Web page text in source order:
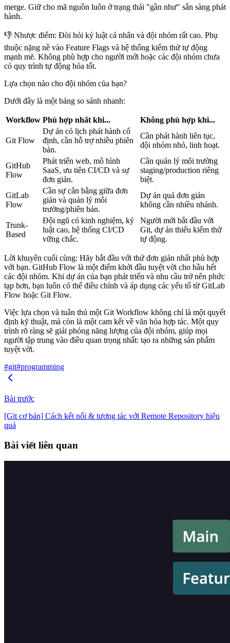
merge. Giữ cho mã nguồn luôn ở trạng thái "gần như" sẵn sàng phát
hành.
👎 Nhược điểm: Đòi hỏi kỷ luật cá nhân và đội nhóm rất cao. Phụ
thuộc nặng nề vào Feature Flags và hệ thống kiểm thử tự động
mạnh mẽ. Không phù hợp cho người mới hoặc các đội nhóm chưa
có quy trình tự động hóa tốt.
Lựa chọn nào cho đội nhóm của bạn?
Dưới đây là một bảng so sánh nhanh:
Workflow Phù hợp nhất khi... Không phù hợp khi...
Git Flow
Dự án có lịch phát hành cố
định, cần hỗ trợ nhiều phiên
bản.
Cần phát hành liên tục,
đội nhóm nhỏ, linh hoạt.
GitHub
Flow
Phát triển web, mô hình
SaaS, ưu tiên CI/CD và sự
đơn giản.
Cần quản lý môi trường
staging/production riêng
biệt.
GitLab
Flow
Cần sự cân bằng giữa đơn
giản và quản lý môi
trường/phiên bản.
Dự án quá đơn giản
không cần nhiều nhánh.
Trunk-
Based
Đội ngũ có kinh nghiệm, kỷ
luật cao, hệ thống CI/CD
vững chắc.
Người mới bắt đầu với
Git, dự án thiếu kiểm thử
tự động.
Lời khuyên cuối cùng: Hãy bắt đầu với thứ đơn giản nhất phù hợp
với bạn. GitHub Flow là một điểm khởi đầu tuyệt vời cho hầu hết
các đội nhóm. Khi dự án của bạn phát triển và nhu cầu trở nên phức
tạp hơn, bạn luôn có thể điều chỉnh và áp dụng các yếu tố từ GitLab
Flow hoặc Git Flow.
Việc lựa chọn và tuân thủ một Git Workflow không chỉ là một quyết
định kỹ thuật, mà còn là một cam kết về văn hóa hợp tác. Một quy
trình rõ ràng sẽ giải phóng năng lượng của đội nhóm, giúp mọi
người tập trung vào điều quan trọng nhất: tạo ra những sản phẩm
tuyệt vời.
#git#programming
Bài trước
[Git cơ bản] Cách kết nối & tương tác với Remote Repository hiệu
quả
Bài viết liên quan